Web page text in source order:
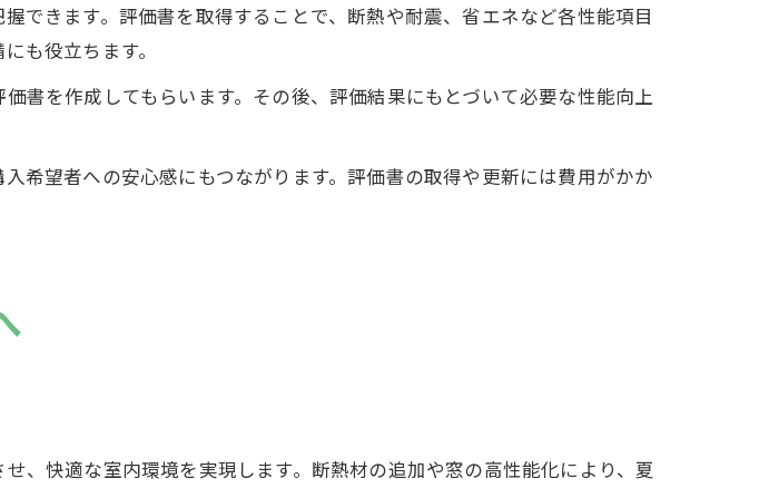
できます。評価書を取得することで、断熱や耐震、省エネなど各性能項目
も役立ちます。
書を作成してもらいます。その後、評価結果にもとづいて必要な性能向上
希望者への安心感にもつながります。評価書の取得や更新には費用がかか
、快適な室内環境を実現します。断熱材の追加や窓の高性能化により、夏